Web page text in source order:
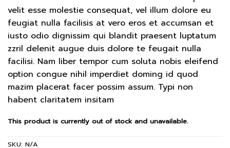
velit esse molestie consequat, vel illum dolore eu
feugiat nulla facilisis at vero eros et accumsan et
iusto odio dignissim qui blandit praesent luptatum
zzril delenit augue duis dolore te feugait nulla
facilisi. Nam liber tempor cum soluta nobis eleifend
option congue nihil imperdiet doming id quod
mazim placerat facer possim assum. Typi non
habent claritatem insitam
This product is currently out of stock and unavailable.
SKU: N/A